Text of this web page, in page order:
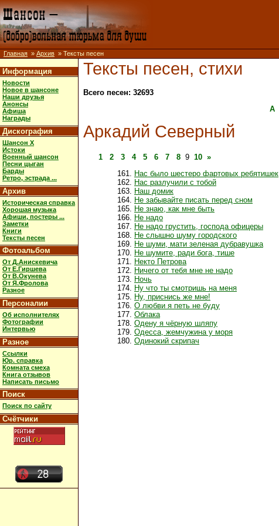
Главная » Архив » Тексты песен
Информация
Новости
Новое в шансоне
Наши друзья
Анонсы
Афиша
Награды
Дискография
Шансон X
Истоки
Военный шансон
Песни цыган
Барды
Ретро, эстрада ...
Архив
Историческая справка
Хорошая музыка
Афиши, постеры ...
Заметки
Книги
Тексты песен
Фотоальбом
От Д.Анискевича
От Е.Гиршева
От В.Окунева
От Я.Фролова
Разное
Персоналии
Об исполнителях
Фотографии
Интервью
Разное
Ссылки
Юр. справка
Комната смеха
Книга отзывов
Написать письмо
Поиск
Поиск по сайту
Счётчики
Тексты песен, стихи
Всего песен: 32693
А
Аркадий Северный
1 2 3 4 5 6 7 8 9 10 »
Нас было шестеро фартовых ребятишек
Нас разлучили с тобой
Наш домик
Не забывайте писать перед сном
Не знаю, как мне быть
Не надо
Не надо грустить, господа офицеры
Не слышно шуму городского
Не шуми, мати зеленая дубравушка
Не шумите, ради бога, тише
Некто Петрова
Ничего от тебя мне не надо
Ночь
Ну что ты смотришь на меня
Ну, приснись же мне!
О любви я петь не буду
Облака
Одену я чёрную шляпу
Одесса, жемчужина у моря
Одинокий скрипач